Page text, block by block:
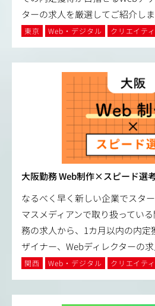
ターの求人を厳選してご紹介しま
東京 Web・デジタル クリエイテ
大阪勤務 Web制作×スピード選
なるべく早く新しい企業でスタ
マスメディアンで取り扱ってい
務の求人から、1カ月以内の内定
ザイナー、Webディレクターの
関西 Web・デジタル クリエイテ